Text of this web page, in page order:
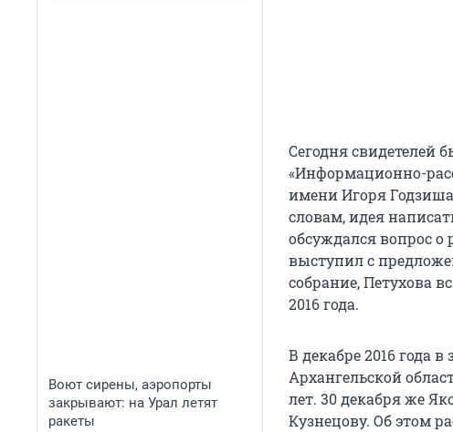
Воют сирены, аэропорты
закрывают: на Урал летят
ракеты
Сегодня свидетелей
«Информационно-
имени Игоря Годзиша
словам, идея
обсуждался вопрос
выступил с
собрание, Петухова
2016 года.
В декабре 2016 года
Архангельской
лет. 30 декабря же
Кузнецову. Об этом